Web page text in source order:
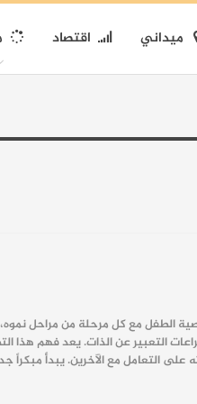
ميداني اقتصاد
الطفل مع كل مرحلة من مراحل
التعبير عن الذات. يعد فهم هذا
التعامل مع الآخرين. يبدأ مبكراً